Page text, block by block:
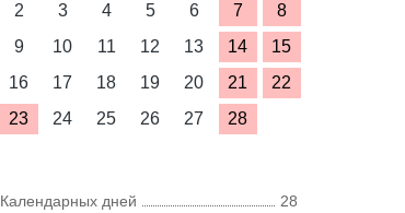
2
3 4 5 6 7
8
9
10 11 12 13 14
15
16
17 18 19 20 21
22
23
24 25 26 27 28
Календарных дней
28